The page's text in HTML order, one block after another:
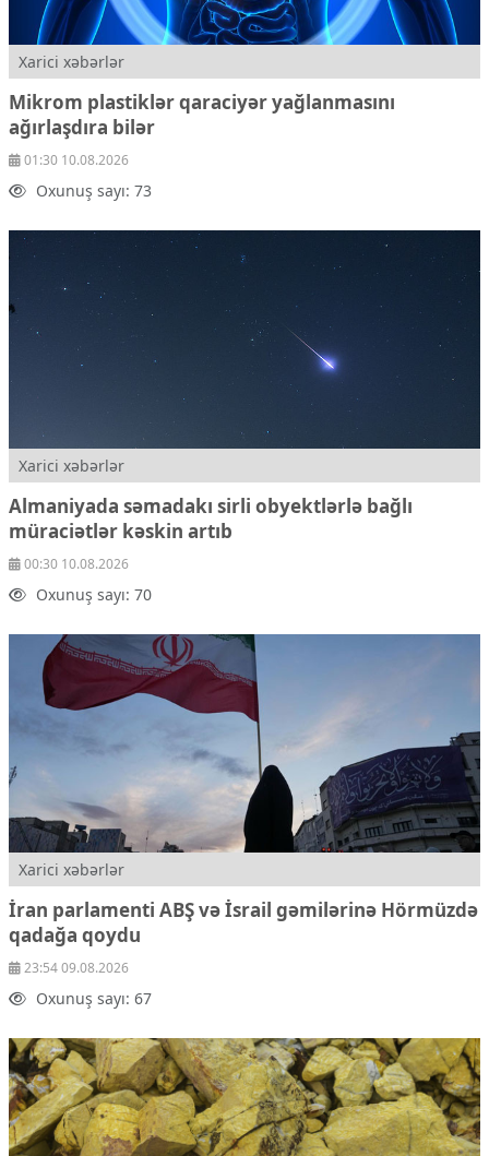
Xarici xəbərlər
Mikrom plastiklər qaraciyər yağlanmasını
ağırlaşdıra bilər
01:30 10.08.2026
Oxunuş sayı: 73
Xarici xəbərlər
Almaniyada səmadakı sirli obyektlərlə bağlı
müraciətlər kəskin artıb
00:30 10.08.2026
Oxunuş sayı: 70
Xarici xəbərlər
İran parlamenti ABŞ və İsrail gəmilərinə Hörmüzdə
qadağa qoydu
23:54 09.08.2026
Oxunuş sayı: 67